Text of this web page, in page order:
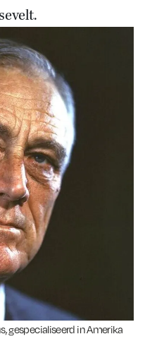
gespecialiseerd in Amerika